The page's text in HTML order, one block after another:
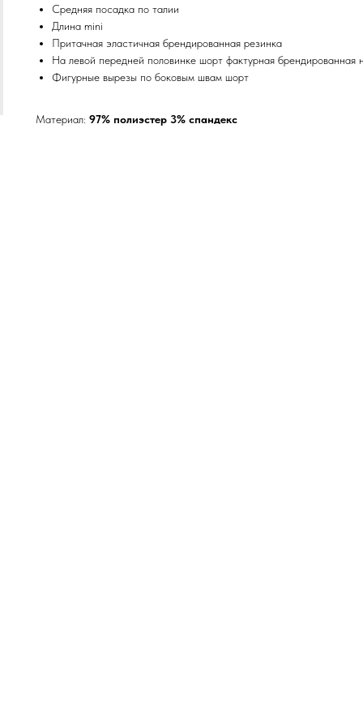
Средняя посадка по талии
Длина mini
Притачная эластичная брендированная резинка
На левой передней половинке шорт фактурная брендированная
Фигурные вырезы по боковым швам шорт
Материал: 97% полиэстер 3% спандекс